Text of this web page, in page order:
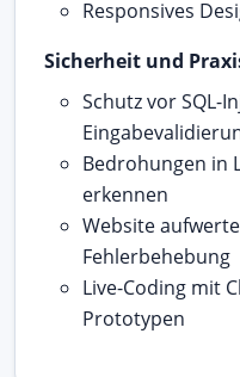
Responsives
Sicherheit und
Schutz vor SQL-
Bedrohungen in
erkennen
Website
Fehlerbehebung
Live-Coding mit
Prototypen